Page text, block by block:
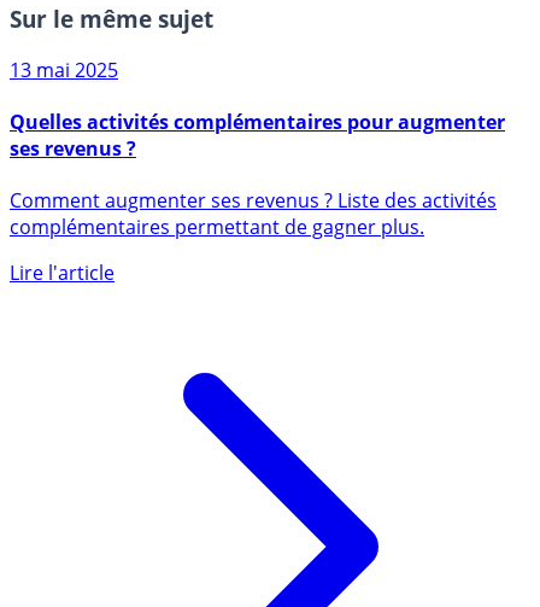
Sur le même sujet
13 mai 2025
ses revenus ?
complémentaires permettant de gagner plus.